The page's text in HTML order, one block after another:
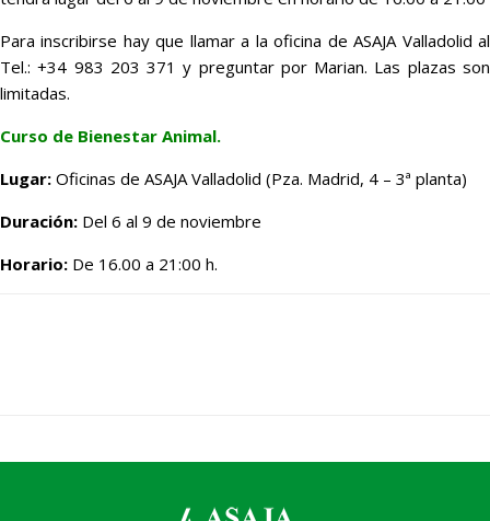
Para inscribirse hay que llamar a la oficina de ASAJA Valladolid al
Tel.: +34 983 203 371 y preguntar por Marian. Las plazas son
limitadas.
Curso de Bienestar Animal.
Lugar: Oficinas de ASAJA Valladolid (Pza. Madrid, 4 – 3ª planta)
Duración: Del 6 al 9 de noviembre
Horario: De 16.00 a 21:00 h.